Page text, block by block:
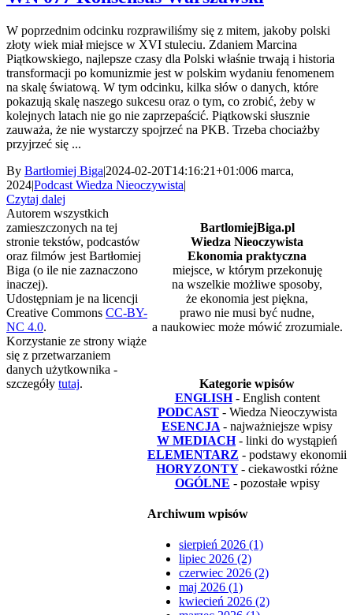
W poprzednim odcinku rozprawiliśmy się z mitem, jakoby polski
złoty wiek miał miejsce w XVI stuleciu. Zdaniem Marcina
Piątkowskiego, najlepsze czasy dla Polski właśnie trwają i historia
transformacji po komunizmie jest w polskim wydaniu fenomenem
na skalę światową. W tym odcinku, kilka słów o danych, które
pokazują skalę naszego sukcesu oraz o tym, co zrobić, żeby w
kolejnych latach nie go nie zaprzepaścić. Piątkowski słusznie
zauważa, że nie wystarczy spojrzeć na PKB. Trzeba chociażby
przyjrzeć się ...
By Bartłomiej Biga|2024-02-20T14:16:21+01:006 marca,
2024|Podcast Wiedza Nieoczywista|
Czytaj dalej
BartlomiejBiga.pl
Wiedza Nieoczywista
Ekonomia praktyczna
miejsce, w którym przekonuję
na wszelkie możliwe sposoby,
że ekonomia jest piękna,
prawo nie musi być nudne,
a naukowiec może mówić zrozumiale.
Kategorie wpisów
ENGLISH - English content
PODCAST - Wiedza Nieoczywista
ESENCJA - najważniejsze wpisy
W MEDIACH - linki do wystąpień
ELEMENTARZ - podstawy ekonomii
HORYZONTY - ciekawostki różne
OGÓLNE - pozostałe wpisy
Archiwum wpisów
sierpień 2026 (1)
lipiec 2026 (2)
czerwiec 2026 (2)
maj 2026 (1)
kwiecień 2026 (2)
Autorem wszystkich
zamieszczonych na tej
stronie tekstów, podcastów
oraz filmów jest Bartłomiej
Biga (o ile nie zaznaczono
inaczej).
Udostępniam je na licencji
Creative Commons CC-BY-
NC 4.0.
Korzystanie ze strony wiąże
się z przetwarzaniem
danych użytkownika -
szczegóły tutaj.